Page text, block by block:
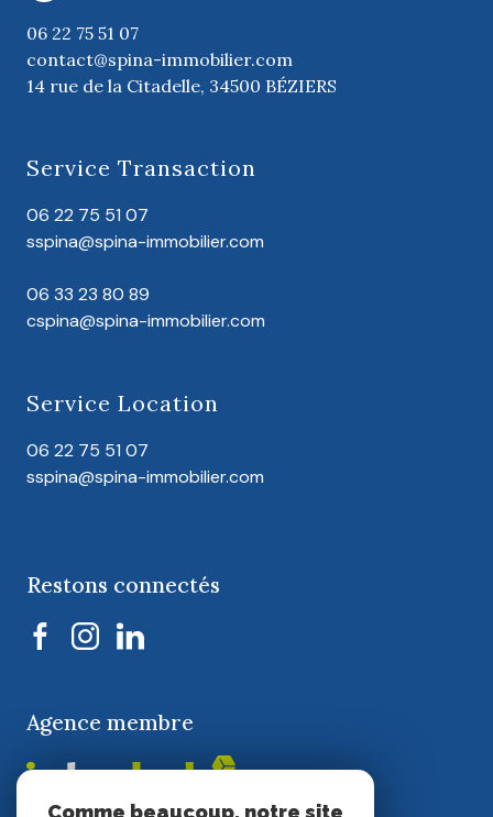
06 22 75 51 07
contact@spina-immobilier.com
14 rue de la Citadelle, 34500 BÉZIERS
Service Location
06 22 75 51 07
sspina@spina-immobilier.com
Service Transaction
06 22 75 51 07
sspina@spina-immobilier.com
06 33 23 80 89
cspina@spina-immobilier.com
Restons connectés
Agence membre
Comme beaucoup, notre site